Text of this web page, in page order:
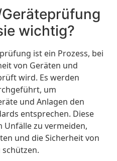
wichtig?
ist ein Prozess, bei
von Geräten und
wird. Es werden
um
und Anlagen den
entsprechen. Diese
zu vermeiden,
und die Sicherheit von